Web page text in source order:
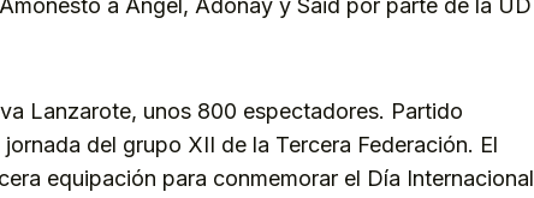
a Ángel, Adonay y Said por parte de la UD
Lanzarote, unos 800 espectadores. Partido
del grupo XII de la Tercera Federación. El
equipación para conmemorar el Día Internacional